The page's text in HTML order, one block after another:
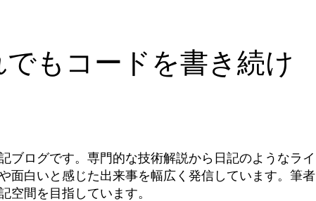
もコードを書き続け
ブログです。専門的な技術解説から日記のようなライ
面白いと感じた出来事を幅広く発信しています。筆者
空間を目指しています。